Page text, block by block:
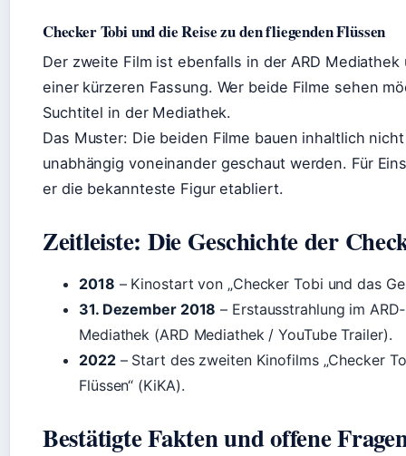
Checker Tobi und die Reise zu den fliegenden Flüssen
Der zweite Film ist ebenfalls in der ARD
einer kürzeren Fassung. Wer beide Filme sehen
Suchtitel in der Mediathek.
Das Muster: Die beiden Filme bauen inhaltlich
unabhängig voneinander geschaut werden. Für
er die bekannteste Figur etabliert.
Zeitleiste: Die Geschichte der
2018 – Kinostart von „Checker Tobi und das
31. Dezember 2018 – Erstausstrahlung im
Mediathek (ARD Mediathek / YouTube Trailer).
2022– Start des zweiten Kinofilms „Checker
Flüssen“ (KiKA).
Bestätigte Fakten und offene